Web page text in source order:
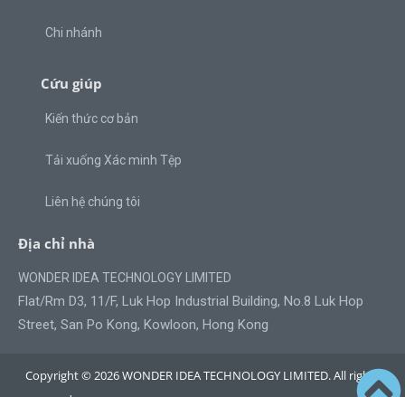
Chi nhánh
Cứu giúp
Kiến thức cơ bản
Tải xuống Xác minh Tệp
Liên hệ chúng tôi
Địa chỉ nhà
WONDER IDEA TECHNOLOGY LIMITED
Flat/Rm D3, 11/F, Luk Hop Industrial Building, No.8 Luk Hop
Street, San Po Kong, Kowloon, Hong Kong
Copyright © 2026 WONDER IDEA TECHNOLOGY LIMITED. All rights